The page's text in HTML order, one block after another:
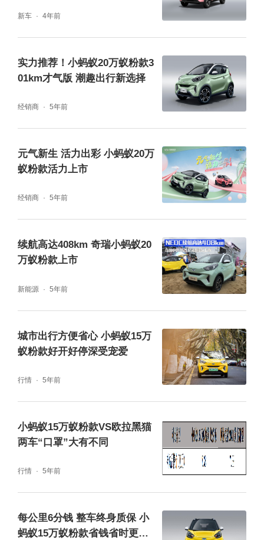
需要特别提及的是，在车内健康呵护方面，小
蚂蚁15万蚁粉款蚁炫版提供了更加贴心的焕新
配置。除了搭载了兼具自清洁/自通风功能的智
程杀毒，为车内带来了更清新健康的空气环境;
座椅材料上也极为细腻舒适，整车搭载了抗菌
型座椅环保面料，抑菌率≥99.9%，健康环保更
在同级中具有非常不错的竞争优势，且后排座
椅支持整体放倒，最大程度满足了用户对空间
新车 4年前
实力推荐！小蚂蚁20万蚁粉款3
01km才气版 潮趣出行新选择
经销商 5年前
元气新生 活力出彩 小蚂蚁20万
蚁粉款活力上市
经销商 5年前
续航高达408km 奇瑞小蚂蚁20
万蚁粉款上市
新能源 5年前
城市出行方便省心 小蚂蚁15万
蚁粉款好开好停深受宠爱
行情 5年前
小蚂蚁15万蚁粉款VS欧拉黑猫
两车“口罩”大有不同
行情 5年前
每公里6分钱 整车终身质保 小
蚂蚁15万蚁粉款省钱省时更省